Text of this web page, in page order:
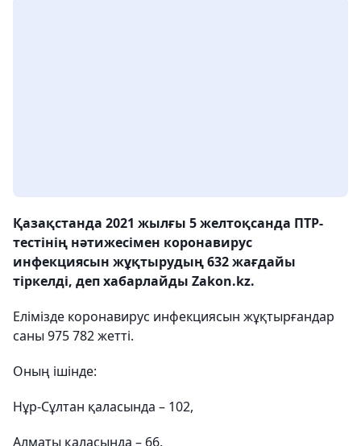
Қазақстанда 2021 жылғы 5 желтоқсанда ПТР-
тестінің нәтижесімен коронавирус
инфекциясын жұқтырудың 632 жағдайы
тіркелді, деп хабарлайды Zakon.kz.
Елімізде коронавирус инфекциясын жұқтырғандар
саны 975 782 жетті.
Оның ішінде:
Нұр-Сұлтан қаласында – 102,
Алматы қаласында – 66,